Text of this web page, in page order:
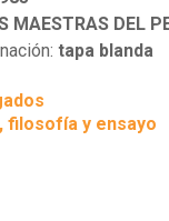
DEL
tapa blanda
filosofía y ensayo